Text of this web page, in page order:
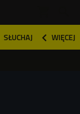
SŁUCHAJ  WIĘCEJ
